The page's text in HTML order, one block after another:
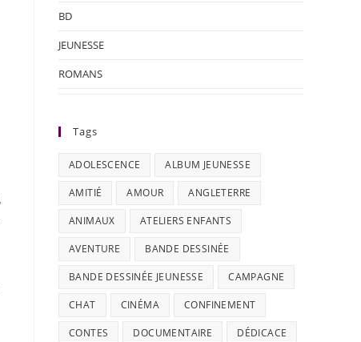
BD
JEUNESSE
ROMANS
Tags
ADOLESCENCE ALBUM JEUNESSE
AMITIÉ AMOUR ANGLETERRE
ANIMAUX ATELIERS ENFANTS
AVENTURE BANDE DESSINÉE
BANDE DESSINÉE JEUNESSE CAMPAGNE
CHAT CINÉMA CONFINEMENT
CONTES DOCUMENTAIRE DÉDICACE